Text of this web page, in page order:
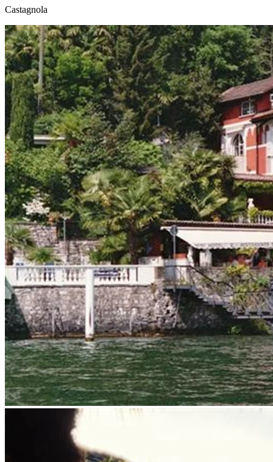
Castagnola